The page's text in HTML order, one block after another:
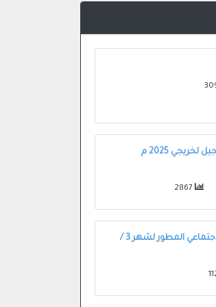
الصندوق الصناعي يعلن عن فتح التسجيل لخريجي 2025 م
رابط الاستعلام عن الأهلية الضمان الاجتماعي المطور لشهر 3 /